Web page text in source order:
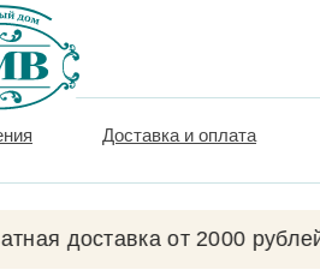
Доставка и оплата
от 2000 рублей 🚚